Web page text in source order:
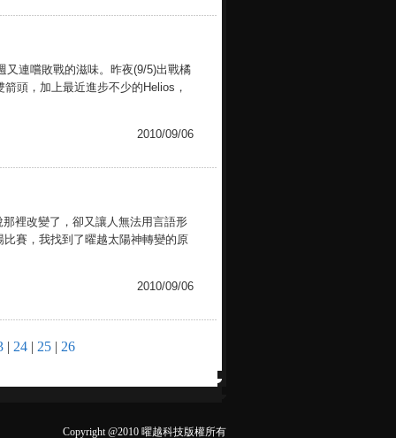
連嚐敗戰的滋味。昨夜(9/5)出戰橘
頭，加上最近進步不少的Helios，
2010/09/06
裡改變了，卻又讓人無法用言語形
賽，我找到了曜越太陽神轉變的原
2010/09/06
| 24 | 25 | 26
Copyright @2010 曜越科技版權所有